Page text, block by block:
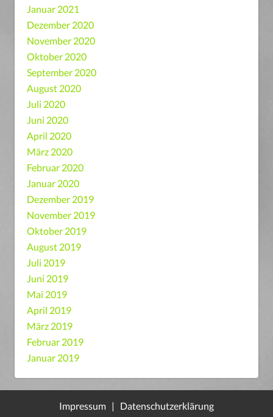
Januar 2021
Dezember 2020
November 2020
Oktober 2020
September 2020
August 2020
Juli 2020
Juni 2020
April 2020
März 2020
Februar 2020
Januar 2020
Dezember 2019
November 2019
Oktober 2019
August 2019
Juli 2019
Juni 2019
Mai 2019
April 2019
März 2019
Februar 2019
Januar 2019
Impressum | Datenschutzerklärung